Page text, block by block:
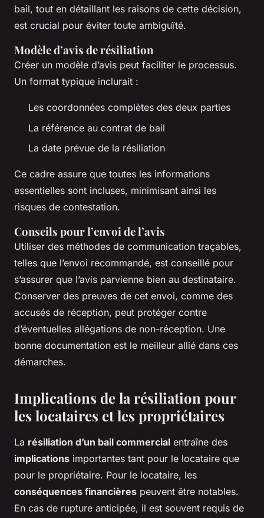
bail, tout en détaillant les raisons de cette décision,
est crucial pour éviter toute ambiguïté.
Modèle d’avis de résiliation
Créer un modèle d’avis peut faciliter le processus.
Un format typique inclurait :
Les coordonnées complètes des deux parties
La référence au contrat de bail
La date prévue de la résiliation
Ce cadre assure que toutes les informations
essentielles sont incluses, minimisant ainsi les
risques de contestation.
Conseils pour l’envoi de l’avis
Utiliser des méthodes de communication traçables,
telles que l’envoi recommandé, est conseillé pour
s’assurer que l’avis parvienne bien au destinataire.
Conserver des preuves de cet envoi, comme des
accusés de réception, peut protéger contre
d’éventuelles allégations de non-réception. Une
bonne documentation est le meilleur allié dans ces
démarches.
Implications de la résiliation pour
les locataires et les propriétaires
La résiliation d’un bail commercial entraîne des
implications importantes tant pour le locataire que
pour le propriétaire. Pour le locataire, les
conséquences financières peuvent être notables.
En cas de rupture anticipée, il est souvent requis de